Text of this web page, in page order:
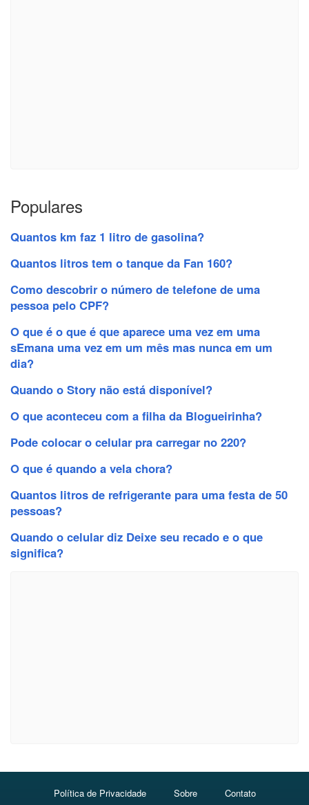
Populares
Quantos km faz 1 litro de gasolina?
Quantos litros tem o tanque da Fan 160?
Como descobrir o número de telefone de uma
pessoa pelo CPF?
O que é o que é que aparece uma vez em uma
sEmana uma vez em um mês mas nunca em um
dia?
Quando o Story não está disponível?
O que aconteceu com a filha da Blogueirinha?
Pode colocar o celular pra carregar no 220?
O que é quando a vela chora?
Quantos litros de refrigerante para uma festa de 50
pessoas?
Quando o celular diz Deixe seu recado e o que
significa?
Política de Privacidade Sobre Contato